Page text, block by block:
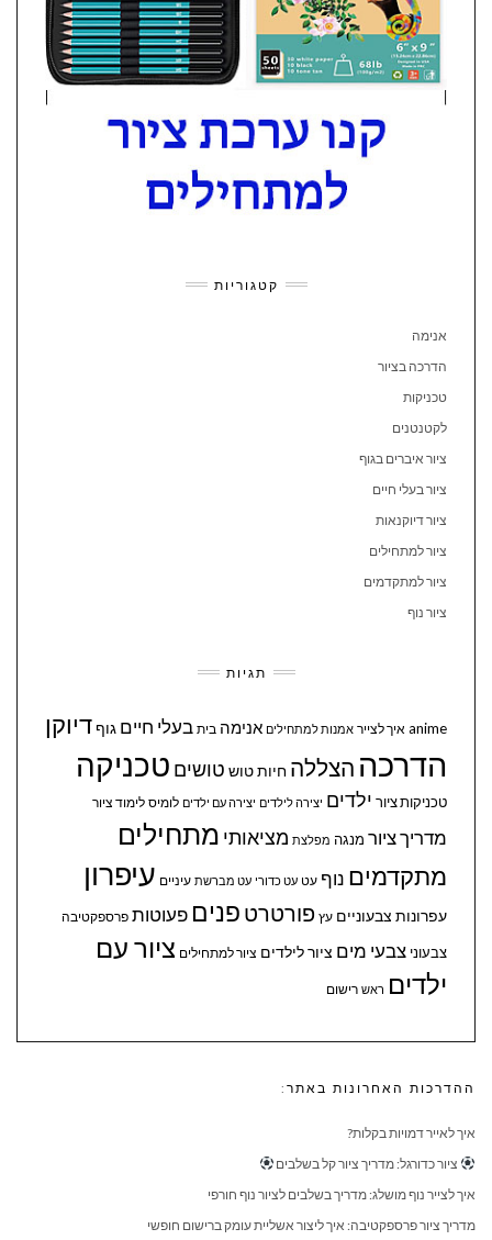
קטגוריות
אנימה
הדרכה בציור
טכניקות
לקטנטנים
ציור איברים בגוף
ציור בעלי חיים
ציור דיוקנאות
ציור למתחילים
ציור למתקדמים
ציור נוף
תגיות
anime איך לצייר אמנות למתחילים אנימה בית בעלי חיים גוףדיוקן
הדרכה הצללה חיותטוש טושים טכניקה
טכניקות ציור ילדים יצירה לילדים יצירה עם ילדים לומיס לימוד ציור
מדריך ציור מנגה מפלצת מציאותי מתחילים
מתקדמים נוף עט עט כדורי עט מברשת עיניים עיפרון
עפרונות צבעוניים עץ פורטרט פנים פעוטות פרספקטיבה
צבעוני צבעי מים ציור לילדים ציור למתחילים ציור עם
ילדים ראש רישום
ההדרכות האחרונות באתר:
איך לאייר דמויות בקלות?
ציור כדורגל: מדריך ציור קל בשלבים
איך לצייר נוף מושלג: מדריך בשלבים לציור נוף חורפי
מדריך ציור פרספקטיבה: איך ליצור אשליית עומק ברישום חופשי